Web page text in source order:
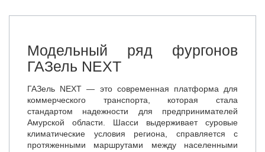
Модельный ряд фургонов
ГАЗель NEXT
ГАЗель NEXT — это современная платформа для
коммерческого транспорта, которая стала
стандартом надежности для предпринимателей
Амурской области. Шасси выдерживает суровые
климатические условия региона, справляется с
протяженными маршрутами между населенными